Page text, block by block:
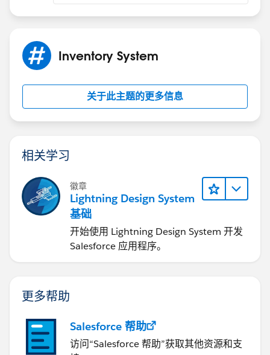
Inventory System
关于此主题的更多信息
相关学习
徽章
Lightning Design System
基础
开始使用 Lightning Design System 开发
Salesforce 应用程序。
更多帮助
Salesforce 帮助
访问“Salesforce 帮助”获取其他资源和支